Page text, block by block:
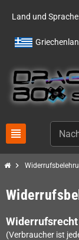
Land und
view_headline
chevron_right
(Verbraucher ist